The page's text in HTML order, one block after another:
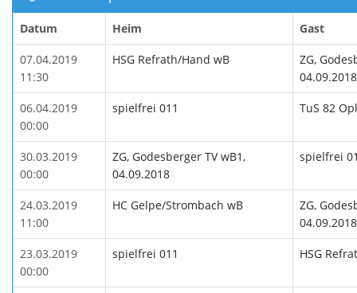
Datum Heim Gast
07.04.2019
11:30
HSG Refrath/Hand wB
ZG,
04.09.2018
06.04.2019
00:00
spielfrei 011 TuS 82
30.03.2019
00:00
ZG, Godesberger TV wB1,
04.09.2018
spielfrei
24.03.2019
11:00
HC Gelpe/Strombach wB
ZG,
04.09.2018
23.03.2019
00:00
spielfrei 011 HSG